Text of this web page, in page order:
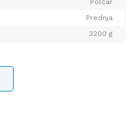
Polcar
Prednja
3200 g